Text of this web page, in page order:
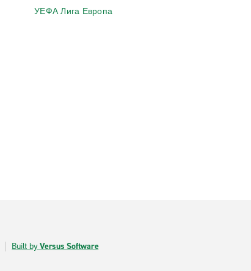
УЕФА Лига Европа
Built byVersus Software